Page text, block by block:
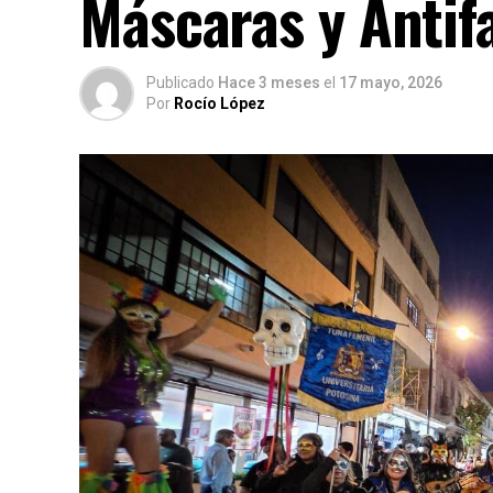
Máscaras y
Publicado Hace 3 meses el 17 mayo, 2026
Por Rocío López